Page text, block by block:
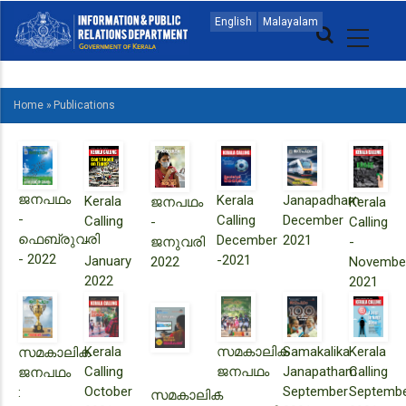
main
English Malayalam
MAIN
NAVIGATION
MALAYALAM
BREADCRUMB
Home » Publications
ജനപഥം
-
ഫെബ്രുവരി
- 2022
Kerala
Calling
-
January
2022
ജനപഥം
-
ജനുവരി
2022
Kerala
Calling
December
-2021
Janapadham
December
2021
Kerala
Calling
-
2021
സമകാലിക
ജനപഥം
:
Kerala
Calling
October
സമകാലിക
സമകാലിക
ജനപഥം
-
Samakalika
Janapatham
September
Kerala
Calling